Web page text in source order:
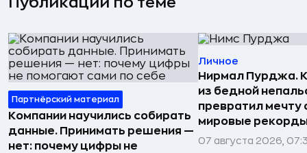
Партнёрский материал
Компании научились собирать
данные. Принимать решения —
нет: почему цифры не
Личное
Нирмал Пурджа.
из бедной
превратил мечту
мировые рекорды
07 августа 2026,